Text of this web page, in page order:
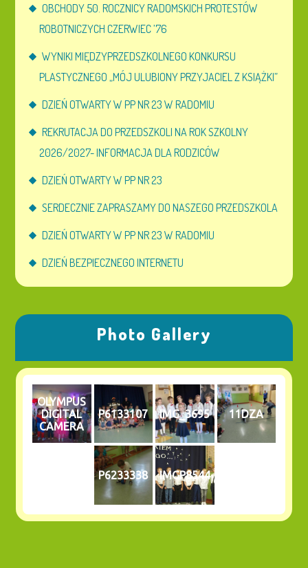
OBCHODY 50. ROCZNICY RADOMSKICH PROTESTÓW
ROBOTNICZYCH CZERWIEC ’76
WYNIKI MIĘDZYPRZEDSZKOLNEGO KONKURSU
PLASTYCZNEGO „MÓJ ULUBIONY PRZYJACIEL Z KSIĄŻKI”
DZIEŃ OTWARTY W PP NR 23 W RADOMIU
REKRUTACJA DO PRZEDSZKOLI NA ROK SZKOLNY
2026/2027- INFORMACJA DLA RODZICÓW
DZIEŃ OTWARTY W PP NR 23
SERDECZNIE ZAPRASZAMY DO NASZEGO PRZEDSZKOLA
DZIEŃ OTWARTY W PP NR 23 W RADOMIU
DZIEŃ BEZPIECZNEGO INTERNETU
Photo Gallery
OLYMPUS
DIGITAL
CAMERA
P6133107 IMG_3695 11DZA
P6233338 IMGP8544